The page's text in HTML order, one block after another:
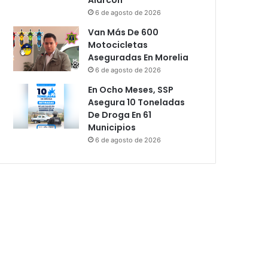
6 de agosto de 2026
Van Más De 600
Motocicletas
Aseguradas En Morelia
6 de agosto de 2026
En Ocho Meses, SSP
Asegura 10 Toneladas
De Droga En 61
Municipios
6 de agosto de 2026